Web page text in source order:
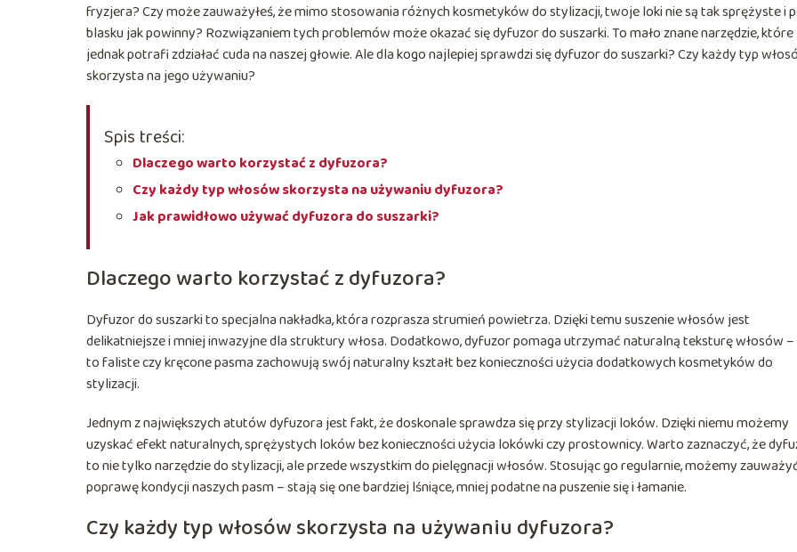
fryzjera? Czy może zauważyłeś, że mimo stosowania różnych kosmetyków do stylizacji, twoje loki nie są tak sprężyste i
blasku jak powinny? Rozwiązaniem tych problemów może okazać się dyfuzor do suszarki. To mało znane narzędzie, które
jednak potrafi zdziałać cuda na naszej głowie. Ale dla kogo najlepiej sprawdzi się dyfuzor do suszarki? Czy każdy typ
skorzysta na jego używaniu?
Spis treści:
Dlaczego warto korzystać z dyfuzora?
Czy każdy typ włosów skorzysta na używaniu dyfuzora?
Jak prawidłowo używać dyfuzora do suszarki?
Dlaczego warto korzystać z dyfuzora?
Dyfuzor do suszarki to specjalna nakładka, która rozprasza strumień powietrza. Dzięki temu suszenie włosów jest
delikatniejsze i mniej inwazyjne dla struktury włosa. Dodatkowo, dyfuzor pomaga utrzymać naturalną teksturę włosów –
to faliste czy kręcone pasma zachowują swój naturalny kształt bez konieczności użycia dodatkowych kosmetyków do
stylizacji.
Jednym z największych atutów dyfuzora jest fakt, że doskonale sprawdza się przy stylizacji loków. Dzięki niemu możemy
uzyskać efekt naturalnych, sprężystych loków bez konieczności użycia lokówki czy prostownicy. Warto zaznaczyć, że
to nie tylko narzędzie do stylizacji, ale przede wszystkim do pielęgnacji włosów. Stosując go regularnie, możemy
poprawę kondycji naszych pasm – stają się one bardziej lśniące, mniej podatne na puszenie się i łamanie.
Czy każdy typ włosów skorzysta na używaniu dyfuzora?